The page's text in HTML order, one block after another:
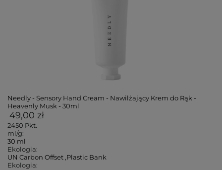
Needly - Sensory Hand Cream - Nawilżający Krem do Rąk -
Heavenly Musk - 30ml
49,00 zł
2450 Pkt.
ml/g:
30 ml
Ekologia:
UN Carbon Offset ,Plastic Bank
Ekologia: